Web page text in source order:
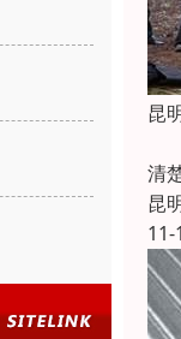
昆
清
昆
11-